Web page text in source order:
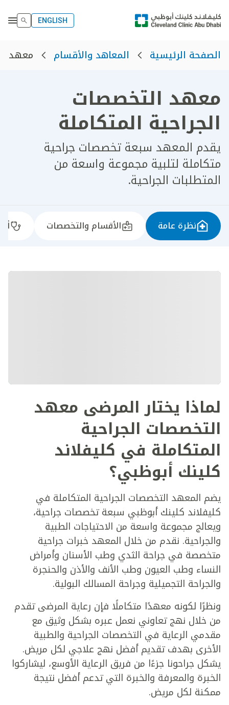
ENGLISH
الصفحة الرئيسية المعاهد والأقسام معهد
معهد التخصصات
الجراحية المتكاملة
يقدم المعهد سبعة تخصصات جراحية
متكاملة لتلبية مجموعة واسعة من
المتطلبات الجراحية.
نظرة عامة الأقسام والتخصصات
لماذا يختار المرضى معهد
التخصصات الجراحية
المتكاملة في كليفلاند
كلينك أبوظبي؟
يضم المعهد التخصصات الجراحية المتكاملة في
كليفلاند كلينك أبوظبي سبعة تخصصات جراحية،
ويعالج مجموعة واسعة من الاحتياجات الطبية
والجراحية. نقدم من خلال المعهد خبرات جراحية
متخصصة في جراحة الثدي وطب الأسنان وأمراض
النساء وطب العيون وطب الأنف والأذن والحنجرة
والجراحة التجميلية وجراحة المسالك البولية.
ونظرًا لكونه معهدًا متكاملًا فإن رعاية المرضى تقدم
من خلال نهج تعاوني نعمل عبره بشكل وثيق مع
مقدمي الرعاية في التخصصات الجراحية والطبية
الأخرى بهدف تقديم أفضل نهج علاجي لكل مريض.
يشكل جراحونا جزءًا من فريق الرعاية الأوسع، ليشاركوا
الخبرة والمعرفة والخبرة التي تدعم أفضل نتيجة
ممكنة لكل مريض.